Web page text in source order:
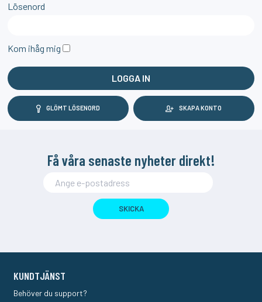
Lösenord
Kom ihåg mig
GLÖMT LÖSENORD SKAPA KONTO
Få våra senaste nyheter direkt!
SKICKA
KUNDTJÄNST
Behöver du support?